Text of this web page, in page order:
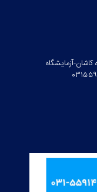
کاشان-آزمایشگاه